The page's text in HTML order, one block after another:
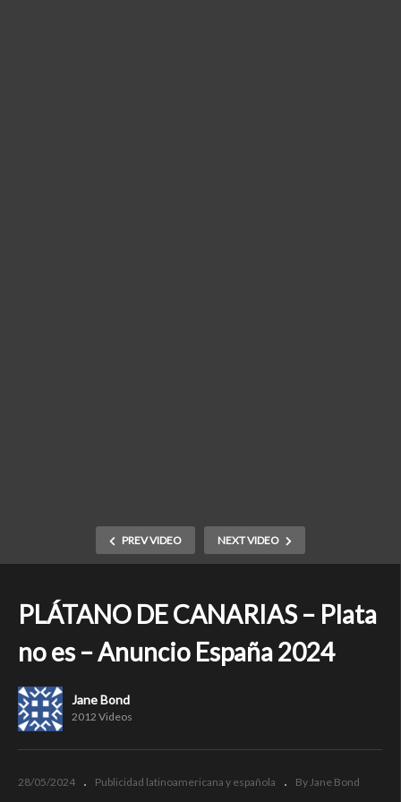
PREV VIDEO NEXT VIDEO
PLÁTANO DE CANARIAS – Plata
no es – Anuncio España 2024
Jane Bond
2012 Videos
28/05/2024 Publicidad latinoamericana y española By Jane Bond